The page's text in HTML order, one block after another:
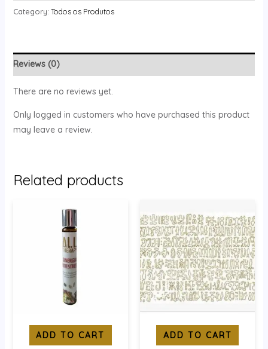
Category: Todos os Produtos
Reviews (0)
There are no reviews yet.
Only logged in customers who have purchased this product
may leave a review.
Related products
ADD TO CART ADD TO CART